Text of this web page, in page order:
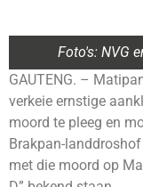
Foto's: NVG
GAUTENG. –
verkeie ernstige
moord te pleeg en
Brakpan-
met die moord op